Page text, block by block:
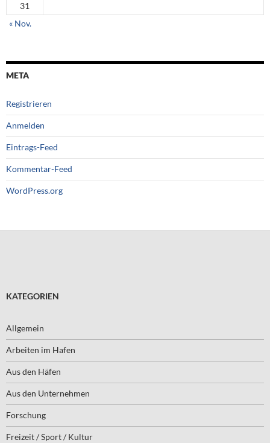
31
« Nov.
META
Registrieren
Anmelden
Eintrags-Feed
Kommentar-Feed
WordPress.org
KATEGORIEN
Allgemein
Arbeiten im Hafen
Aus den Häfen
Aus den Unternehmen
Forschung
Freizeit / Sport / Kultur